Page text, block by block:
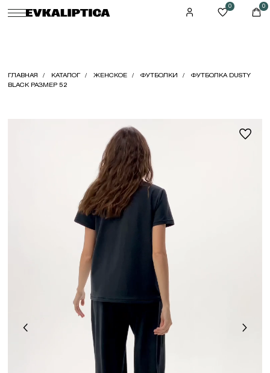
0 0
ГЛАВНАЯ КАТАЛОГ ЖЕНСКОЕ ФУТБОЛКИ
ФУТБОЛКА DUSTY
BLACK РАЗМЕР 52